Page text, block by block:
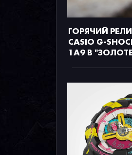
ГОРЯЧИЙ
CASIO G-
1A9 В